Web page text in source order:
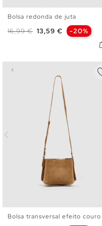
Bolsa redonda de juta
Preço normal
16,99 € Preço
13,59 € -20%
Bolsa transversal efeito couro